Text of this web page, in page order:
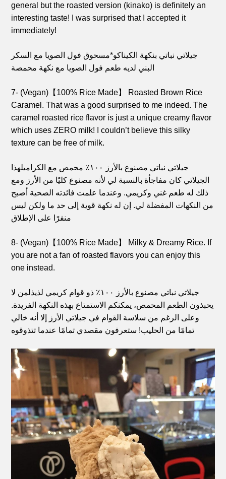
general but the roasted version (kinako) is definitely an
interesting taste! I was surprised that I accepted it
immediately!
جيلاتي نباتي بنكهة الكيناكو*مسحوق فول الصويا مع السكر
البني لديه طعم فول الصويا مع نكهة محمصة
7- (Vegan)【100% Rice Made】 Roasted Brown Rice
Caramel. That was a good surprised to me indeed. The
caramel roasted rice flavor is just a unique creamy flavor
which uses ZERO milk! I couldn’t believe this silky
texture can be free of milk.
جيلاتي نباتي مصنوع بالأرز ١٠٠٪ محمص مع الكراميل
هذا
الجيلاتي كان مفاجأة بالنسبة لي لأنه مصنوع كليًا من الأرز ومع
ذلك له طعم غني وكريمي. وعندما علمت فائدته الصحية أصبح
من النكهات المفضلة لي. إن له نكهة قوية إلى حد ما ولكن ليس
منفرًا على الإطلاق
8- (Vegan)【100% Rice Made】 Milky & Dreamy Rice. If
you are not a fan of roasted flavors you can enjoy this
one instead.
جيلاتي نباتي مصنوع بالأرز ١٠٠٪ ذو قوام كريمي لذيذ
لمن لا
يحبذون الطعم المحمص، يمكنكم الاستمتاع بهذه النكهة الفريدة.
وعلى الرغم من سلاسة القوام في جيلاتي الأرز إلا أنه خالي
تمامًا من الحليب! ستعرفون مقصدي تمامًا عندما تتذوقوه